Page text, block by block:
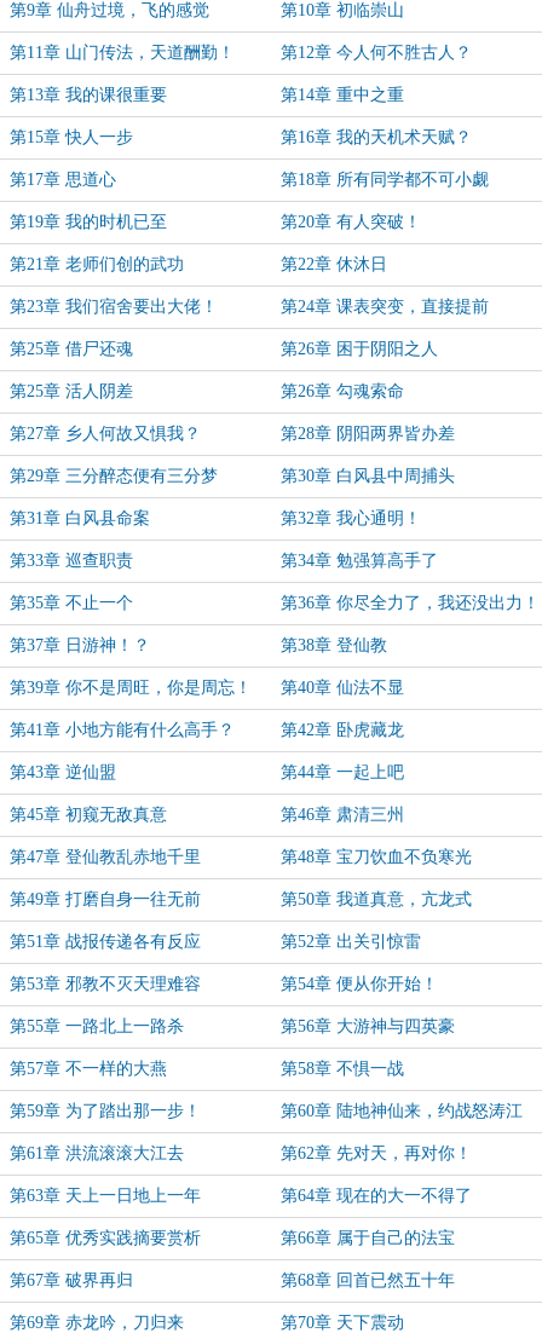
第9章 仙舟过境，飞的感觉 第10章 初临崇山
第11章 山门传法，天道酬勤！ 第12章 今人何不胜古人？
第13章 我的课很重要 第14章 重中之重
第15章 快人一步 第16章 我的天机术天赋？
第17章 思道心 第18章 所有同学都不可小觑
第19章 我的时机已至 第20章 有人突破！
第21章 老师们创的武功 第22章 休沐日
第23章 我们宿舍要出大佬！ 第24章 课表突变，直接提前
第25章 借尸还魂 第26章 困于阴阳之人
第25章 活人阴差 第26章 勾魂索命
第27章 乡人何故又惧我？ 第28章 阴阳两界皆办差
第29章 三分醉态便有三分梦 第30章 白风县中周捕头
第31章 白风县命案 第32章 我心通明！
第33章 巡查职责 第34章 勉强算高手了
第35章 不止一个 第36章 你尽全力了，我还没出力！
第37章 日游神！？ 第38章 登仙教
第39章 你不是周旺，你是周忘！ 第40章 仙法不显
第41章 小地方能有什么高手？ 第42章 卧虎藏龙
第43章 逆仙盟 第44章 一起上吧
第45章 初窥无敌真意 第46章 肃清三州
第47章 登仙教乱赤地千里 第48章 宝刀饮血不负寒光
第49章 打磨自身一往无前 第50章 我道真意，亢龙式
第51章 战报传递各有反应 第52章 出关引惊雷
第53章 邪教不灭天理难容 第54章 便从你开始！
第55章 一路北上一路杀 第56章 大游神与四英豪
第57章 不一样的大燕 第58章 不惧一战
第59章 为了踏出那一步！ 第60章 陆地神仙来，约战怒涛江
第61章 洪流滚滚大江去 第62章 先对天，再对你！
第63章 天上一日地上一年 第64章 现在的大一不得了
第65章 优秀实践摘要赏析 第66章 属于自己的法宝
第67章 破界再归 第68章 回首已然五十年
第69章 赤龙吟，刀归来 第70章 天下震动